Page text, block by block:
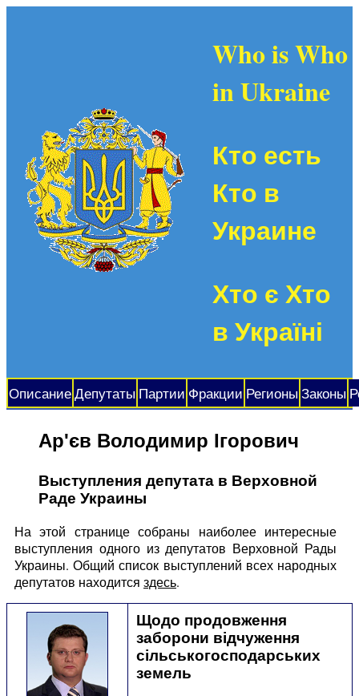
Who is Who
in Ukraine
Кто есть
Кто в
Украине
Хто є Хто
в Україні
Описание Депутаты Партии Фракции Регионы Законы
Ар'єв Володимир Ігорович
Выступления депутата в Верховной
Раде Украины
На этой странице собраны наиболее интересные
выступления одного из депутатов Верховной Рады
Украины. Общий список выступлений всех народных
депутатов находится здесь.
Щодо продовження
заборони відчуження
сільськогосподарських
земель